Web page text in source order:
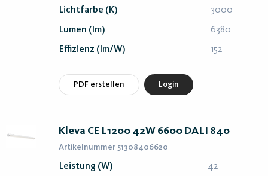
Lichtfarbe (K) 3000
Lumen (lm) 6380
Effizienz (lm/W) 152
PDF erstellen Login
Kleva CE L1200 42W 6600 DALI 840
Artikelnummer 51308406620
Leistung (W) 42